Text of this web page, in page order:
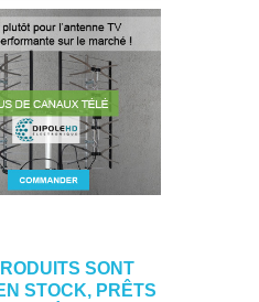
SONT
STOCK, PRÊTS